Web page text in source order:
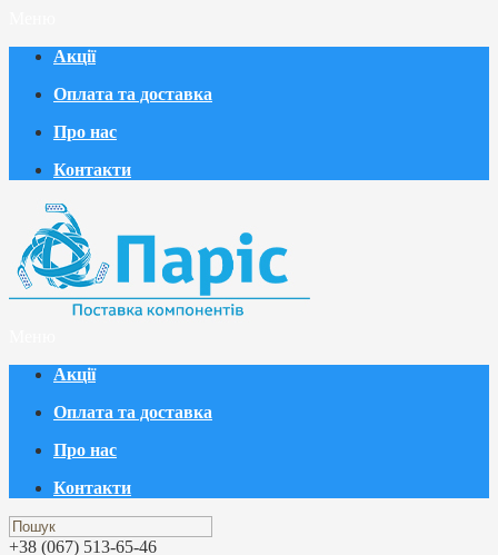
Акції
Оплата та доставка
Про нас
Контакти
Акції
Оплата та доставка
Про нас
Контакти
+38 (067) 513-65-46